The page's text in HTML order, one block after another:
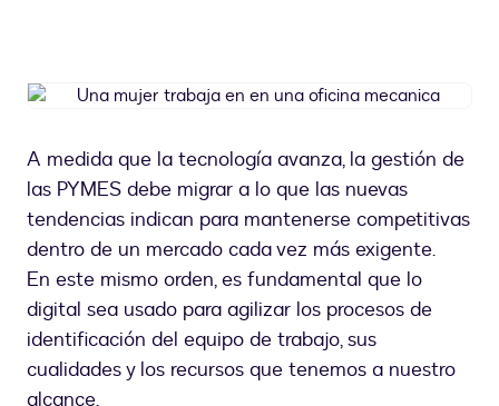
Una
en
en
una
oficina
mecanica
A medida que la tecnología avanza, la gestión de
las PYMES debe migrar a lo que las nuevas
tendencias indican para mantenerse competitivas
dentro de un mercado cada vez más exigente.
En este mismo orden, es fundamental que lo
digital sea usado para agilizar los procesos de
identificación del equipo de trabajo, sus
cualidades y los recursos que tenemos a nuestro
alcance.